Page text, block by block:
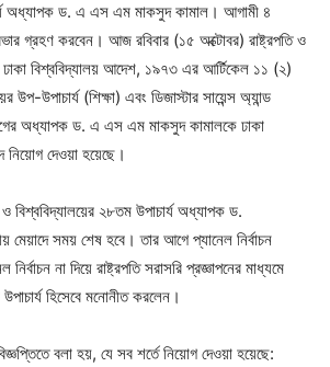
অধ্যাপক ড. এ এস এম মাকসুদ কামাল। আগামী ৪
গ্রহণ করবেন। আজ রবিবার (১৫ অক্টোবর) রাষ্ট্রপতি ও
ঢাকা বিশ্ববিদ্যালয় আদেশ, ১৯৭৩ এর আর্টিকেল ১১ (২)
উপ-উপাচার্য (শিক্ষা) এবং ডিজাস্টার সায়েন্স অ্যান্ড
অধ্যাপক ড. এ এস এম মাকসুদ কামালকে ঢাকা
নিয়োগ দেওয়া হয়েছে।
বিশ্ববিদ্যালয়ের ২৮তম উপাচার্য অধ্যাপক ড.
মেয়াদে সময় শেষ হবে। তার আগে প্যানেল নির্বাচন
না দিয়ে রাষ্ট্রপতি সরাসরি প্রজ্ঞাপনের মাধ্যমে
হিসেবে মনোনীত করলেন।
বলা হয়, যে সব শর্তে নিয়োগ দেওয়া হয়েছে: